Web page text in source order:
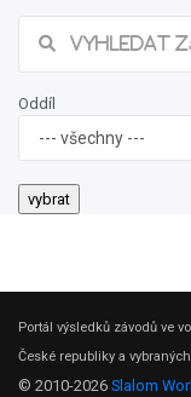
Oddíl
Portál výsledků závodů ve
České republiky a
© 2010-2026 Slalom